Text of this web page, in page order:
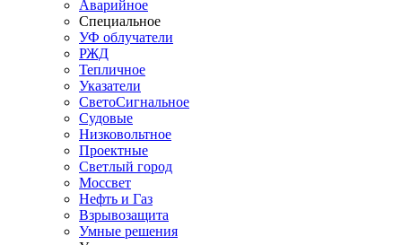
Аварийное
Специальное
УФ облучатели
РЖД
Тепличное
Указатели
СветоСигнальное
Судовые
Низковольтное
Проектные
Светлый город
Моссвет
Нефть и Газ
Взрывозащита
Умные решения